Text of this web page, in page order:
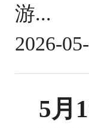
游...
2026-
5月